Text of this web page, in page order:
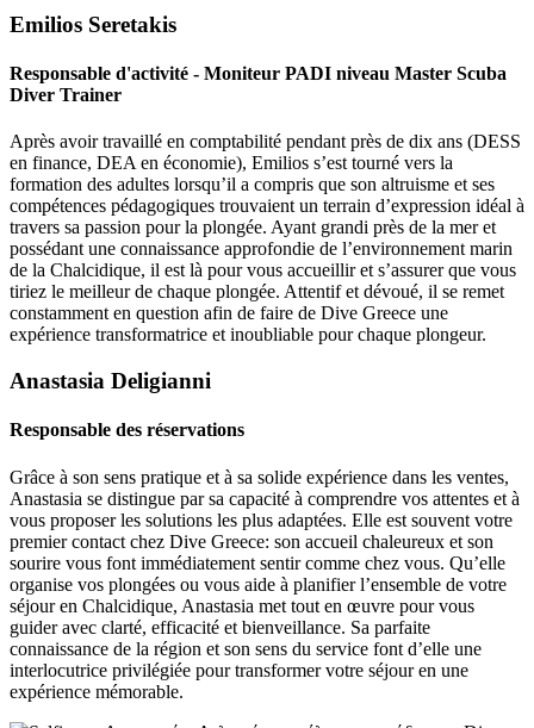
Emilios Seretakis
Responsable d'activité - Moniteur PADI niveau Master Scuba
Diver Trainer
Après avoir travaillé en comptabilité pendant près de dix ans (DESS
en finance, DEA en économie), Emilios s’est tourné vers la
formation des adultes lorsqu’il a compris que son altruisme et ses
compétences pédagogiques trouvaient un terrain d’expression idéal à
travers sa passion pour la plongée. Ayant grandi près de la mer et
possédant une connaissance approfondie de l’environnement marin
de la Chalcidique, il est là pour vous accueillir et s’assurer que vous
tiriez le meilleur de chaque plongée. Attentif et dévoué, il se remet
constamment en question afin de faire de Dive Greece une
expérience transformatrice et inoubliable pour chaque plongeur.
Anastasia Deligianni
Responsable des réservations
Grâce à son sens pratique et à sa solide expérience dans les ventes,
Anastasia se distingue par sa capacité à comprendre vos attentes et à
vous proposer les solutions les plus adaptées. Elle est souvent votre
premier contact chez Dive Greece: son accueil chaleureux et son
sourire vous font immédiatement sentir comme chez vous. Qu’elle
organise vos plongées ou vous aide à planifier l’ensemble de votre
séjour en Chalcidique, Anastasia met tout en œuvre pour vous
guider avec clarté, efficacité et bienveillance. Sa parfaite
connaissance de la région et son sens du service font d’elle une
interlocutrice privilégiée pour transformer votre séjour en une
expérience mémorable.